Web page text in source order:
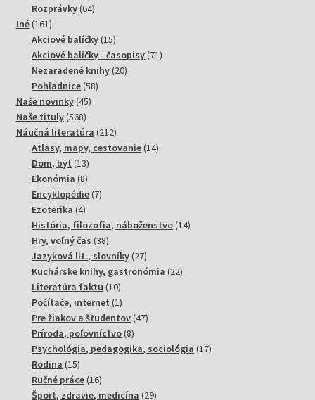
Rozprávky 6464
Iné 161161
produktov
Akciové balíčky 1515
produktov
Akciové balíčky - časopisy 7171
Nezaradené knihy 2020
Pohľadnice 5858
Naše novinky 4545
Naše tituly 568568
produktov
Náučná literatúra 212212
produktov
Atlasy, mapy, cestovanie 1414
Dom, byt 1313
produktov
Ekonómia 88
produktov
Encyklopédie 77
Ezoterika 44
produkty
História, filozofia, náboženstvo 1414
Hry, voľný čas 3838
produktov
Jazyková lit., slovníky 2727
produktov
Kuchárske knihy, gastronómia 2222
Literatúra faktu 1010
produktov
Počítače, internet 11
produkt
Pre žiakov a študentov 4747
Príroda, poľovníctvo 88
produktov
Psychológia, pedagogika, sociológia 1717
Rodina 1515
produktov
Ručné práce 1616
produktov
Šport, zdravie, medicína 2929